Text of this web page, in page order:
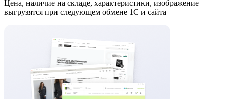
Цена, наличие на складе, характеристики, изображение
выгрузятся при следующем обмене 1С и сайта